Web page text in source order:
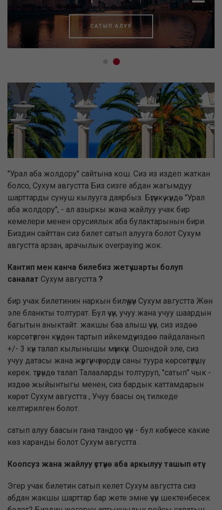
САТЫП АЛУУ
"Урал аба жолдору" сайтына кош. Сиз из издеп жаткан
болсо, Сухум августта Биз сизге абдан жагымдуу
шарттарды сунуш кылууга даярбыз. Бүгүнкү күндө "Урал
аба жолдору", - ал азыркы жана жайлуу учак бир
кемелери менен орусиялык аба булактарынын бири.
Биздин сайттан сиз билет сатып алууга болот Сухум
августта арзан, арачылык overpaying жок.
Кантип мен канча билебиз жетүү шарты болуп
саналат Сухум августта ?
бир учак билетинин наркын билүү үчүн Сухум августта Жөн
эле бланкты толтурат. Бул үчүн, учуу жана учуу шаардын
багытын аныктайт. жакшы баа алыш үчүн, сиз издөө
көрсөтүлгөн күндөн тартып ийкемдүү издөө пайдаланып
+/- 3 күн талап кылынышы мүмкүн. Ошондой эле, сиз
учуу датасы жана жүргүнчүлөрдүн саны туура көрсөтүлүшү
керек. түрүндө талап Талааларды толтуруп, "сатып" чык -
издөө жыйынтыгы менен, сиз бардык каттамдарын
көрөт Сухум августта , Учуу баасы оң тилкеде
келтирилген болот.
сатып алуу баасын гана тандоо үчүн - бул көбүнесе какие
көз каранды болот Сухум августта .
Коопсуз жана жайлуу үстүнө аба аркылуу ташып өтүү
Эгер учак билетин сатып келет Сухум августта сиз
абдан жакшы шарттар бар жете эмне үчүн шектенбесек